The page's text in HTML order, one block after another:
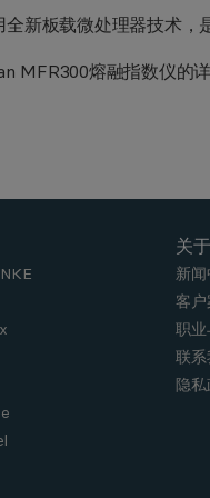
新板载微处理器技术，
MFR300熔融指数仪的详
关
新
客户
职
联系
隐